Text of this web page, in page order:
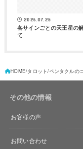
2026.07.25
各サインごとの天王星の
て
HOME タロット ペンタクルの
その他の情報
お客様の声
お問い合わせ